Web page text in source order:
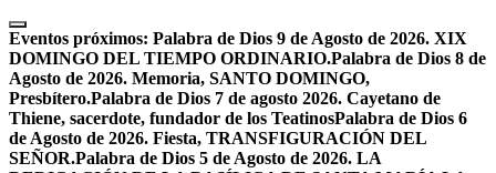
Skip
to
content
Eventos próximos: Palabra de Dios 9 de Agosto de 2026. XIX
DOMINGO DEL TIEMPO ORDINARIO.Palabra de Dios 8 de
Agosto de 2026. Memoria, SANTO DOMINGO,
Presbítero.Palabra de Dios 7 de agosto 2026. Cayetano de
Thiene, sacerdote, fundador de los TeatinosPalabra de Dios 6
de Agosto de 2026. Fiesta, TRANSFIGURACIÓN DEL
SEÑOR.Palabra de Dios 5 de Agosto de 2026. LA